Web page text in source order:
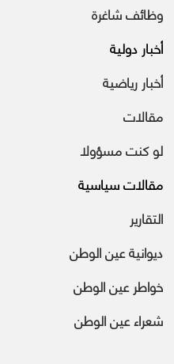
وظائف شاغرة
أخبار دولية
أخبار رياضية
مقالات
لو كنت مسؤولا
مقالات سياسية
التقارير
ديوانية عين الوطن
خواطر عين الوطن
شعراء عين الوطن